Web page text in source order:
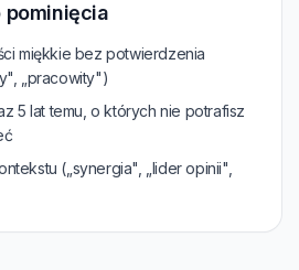
pominięcia
miękkie bez potwierdzenia
„pracowity")
5 lat temu, o których nie potrafisz
(„synergia", „lider opinii",